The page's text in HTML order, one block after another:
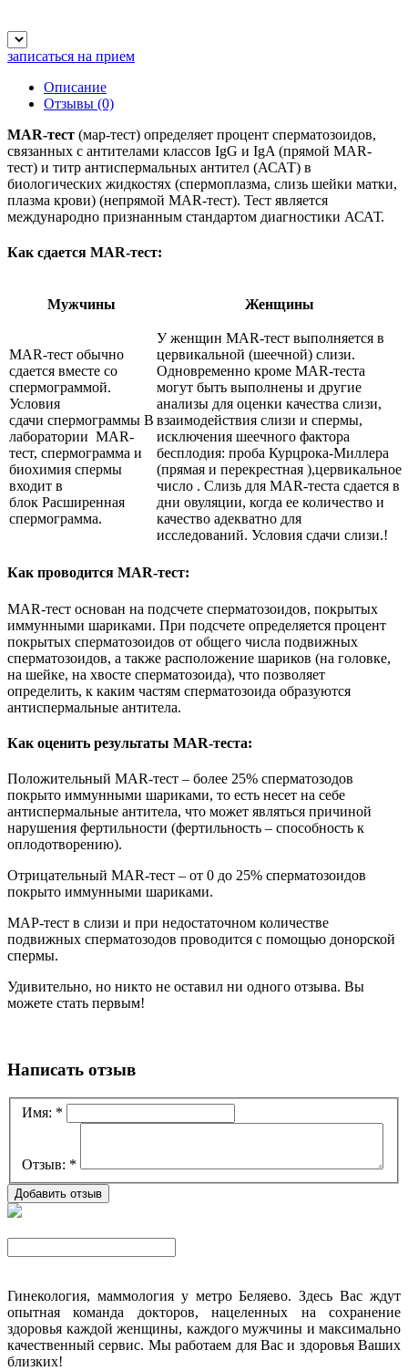
записаться на прием
Описание
Отзывы (0)
MAR-тест (мар-тест) определяет процент сперматозоидов,
связанных с антителами классов IgG и IgA (прямой MAR-
тест) и титр антиспермальных антител (АСАТ) в
биологических жидкостях (спермоплазма, слизь шейки матки,
плазма крови) (непрямой MAR-тест). Тест является
международно признанным стандартом диагностики АСАТ.
Как сдается MAR-тест:
Мужчины Женщины
MAR-тест обычно
сдается вместе со
спермограммой.
Условия
сдачи спермограммы В
лаборатории MAR-
тест, спермограмма и
биохимия спермы
входит в
блок Расширенная
спермограмма.
У женщин MAR-тест выполняется в
цервикальной (шеечной) слизи.
Одновременно кроме MAR-теста
могут быть выполнены и другие
анализы для оценки качества слизи,
взаимодействия слизи и спермы,
исключения шеечного фактора
бесплодия: проба Курцрока-Миллера
(прямая и перекрестная ),цервикальное
число . Слизь для MAR-теста сдается в
дни овуляции, когда ее количество и
качество адекватно для
исследований. Условия сдачи слизи.!
Как проводится MAR-тест:
MAR-тест основан на подсчете сперматозоидов, покрытых
иммунными шариками. При подсчете определяется процент
покрытых сперматозоидов от общего числа подвижных
сперматозоидов, а также расположение шариков (на головке,
на шейке, на хвосте сперматозоида), что позволяет
определить, к каким частям сперматозоида образуются
антиспермальные антитела.
Как оценить результаты MAR-теста:
Положительный MAR-тест – более 25% сперматозодов
покрыто иммунными шариками, то есть несет на себе
антиспермальные антитела, что может являться причиной
нарушения фертильности (фертильность – способность к
оплодотворению).
Отрицательный MAR-тест – от 0 до 25% сперматозоидов
покрыто иммунными шариками.
МАР-тест в слизи и при недостаточном количестве
подвижных сперматозодов проводится с помощью донорской
спермы.
Удивительно, но никто не оставил ни одного отзыва. Вы
можете стать первым!
Написать отзыв
Имя: *
Отзыв: *
Гинекология, маммология у метро Беляево. Здесь Вас ждут
опытная команда докторов, нацеленных на сохранение
здоровья каждой женщины, каждого мужчины и максимально
качественный сервис. Мы работаем для Вас и здоровья Ваших
близких!